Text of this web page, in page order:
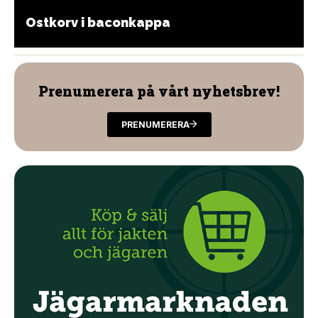
Ostkorv i baconkappa
Prenumerera på vårt nyhetsbrev!
PRENUMERERA